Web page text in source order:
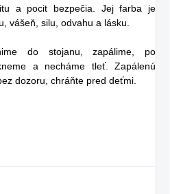
a pocit bezpečia. Jej farba je
vášeň, silu, odvahu a lásku.
do stojanu, zapálime, po
a necháme tleť. Zapálenú
dozoru, chráňte pred deťmi.